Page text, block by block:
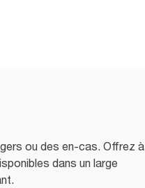
ou des en-cas. Offrez à
dans un large